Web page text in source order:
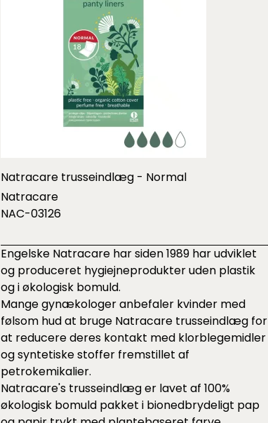
Natracare trusseindlæg - Normal
Natracare
NAC-03126
Engelske Natracare har siden 1989 har udviklet
og produceret hygiejneprodukter uden plastik
og i økologisk bomuld.
Mange gynækologer anbefaler kvinder med
følsom hud at bruge Natracare trusseindlæg for
at reducere deres kontakt med klorblegemidler
og syntetiske stoffer fremstillet af
petrokemikalier.
Natracare's trusseindlæg er lavet af 100%
økologisk bomuld pakket i bionedbrydeligt pap